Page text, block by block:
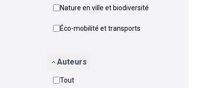
Nature en ville et biodiversité
Éco-mobilité et transports
Auteurs
Tout